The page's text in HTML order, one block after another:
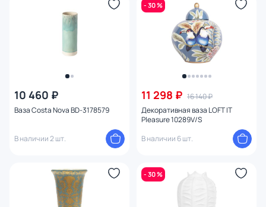
10 460 ₽
Ваза Costa Nova BD-3178579
В наличии 2 шт.
- 30 %
11 298 ₽ 16 140 ₽
Декоративная ваза LOFT IT
Pleasure 10289V/S
В наличии 6 шт.
- 30 %